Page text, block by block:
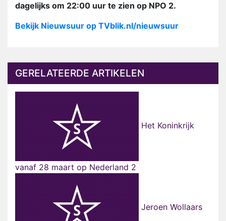
dagelijks om 22:00 uur te zien op NPO 2.
Bekijk Nieuwsuur op TVblik.nl/nieuwsuur
GERELATEERDE ARTIKELEN
Het Koninkrijk
vanaf 28 maart op Nederland 2
Jeroen Wollaars